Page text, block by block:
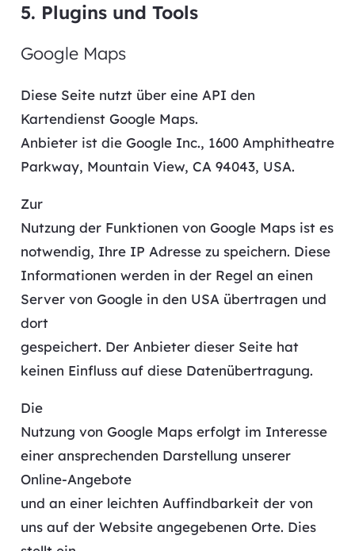
5. Plugins und Tools
Google Maps
Diese Seite nutzt über eine API den
Kartendienst Google Maps.
Anbieter ist die Google Inc., 1600 Amphitheatre
Parkway, Mountain View, CA 94043, USA.
Zur
Nutzung der Funktionen von Google Maps ist es
notwendig, Ihre IP Adresse zu speichern. Diese
Informationen werden in der Regel an einen
Server von Google in den USA übertragen und
dort
gespeichert. Der Anbieter dieser Seite hat
keinen Einfluss auf diese Datenübertragung.
Die
Nutzung von Google Maps erfolgt im Interesse
einer ansprechenden Darstellung unserer
Online-Angebote
und an einer leichten Auffindbarkeit der von
uns auf der Website angegebenen Orte. Dies